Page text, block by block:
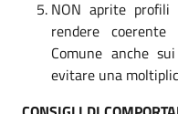
NON aprite profili
rendere
Comune anche
evitare una